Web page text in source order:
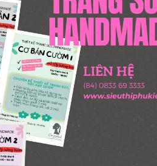
có sản phẩm
phẩm phù hợp với lựa chọn của bạn